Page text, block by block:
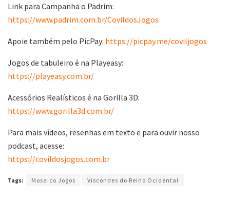
Link para Campanha o Padrim:
https://www.padrim.com.br/CovildosJogos
Apoie também pelo PicPay: https://picpay.me/coviljogos
Jogos de tabuleiro é na Playeasy:
https://playeasy.com.br/
Acessórios Realísticos é na Gorilla 3D:
https://www.gorilla3d.com.br/
Para mais vídeos, resenhas em texto e para ouvir nosso
podcast, acesse:
https://covildosjogos.com.br
Tags: Mosaico Jogos Viscondes do Reino Ocidental